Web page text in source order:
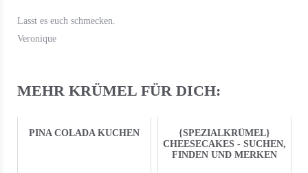
Lasst es euch schmecken.
Veronique
MEHR KRÜMEL FÜR DICH:
PINA COLADA KUCHEN
{SPEZIALKRÜMEL}
CHEESECAKES - SUCHEN,
FINDEN UND MERKEN